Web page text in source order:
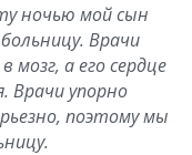
ночью мой сын
Врачи
мозг, а его сердце
Врачи упорно
поэтому мы